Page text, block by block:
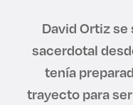
Graduaciones
CRUCE
David Ortiz
sacerdotal
tenía
trayecto para